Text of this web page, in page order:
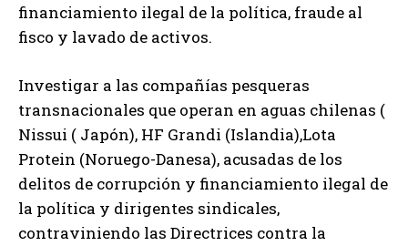
financiamiento ilegal de la política, fraude al
fisco y lavado de activos.
Investigar a las compañías pesqueras
transnacionales que operan en aguas chilenas (
Nissui ( Japón), HF Grandi (Islandia),Lota
Protein (Noruego-Danesa), acusadas de los
delitos de corrupción y financiamiento ilegal de
la política y dirigentes sindicales,
contraviniendo las Directrices contra la